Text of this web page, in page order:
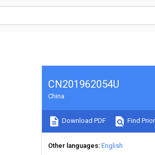
CN201962054U
China
Download PDF Find
Other languages English